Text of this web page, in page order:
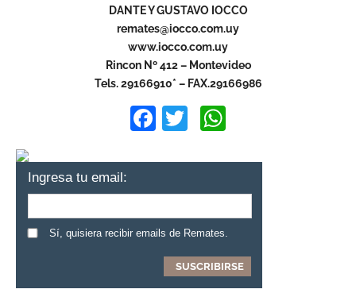
DANTE Y GUSTAVO IOCCO
remates@iocco.com.uy
www.iocco.com.uy
Rincon Nº 412 – Montevideo
Tels. 29166910* – FAX.29166986
Facebook
Twitter
Ingresa tu email:
Sí, quisiera recibir emails de Remates.